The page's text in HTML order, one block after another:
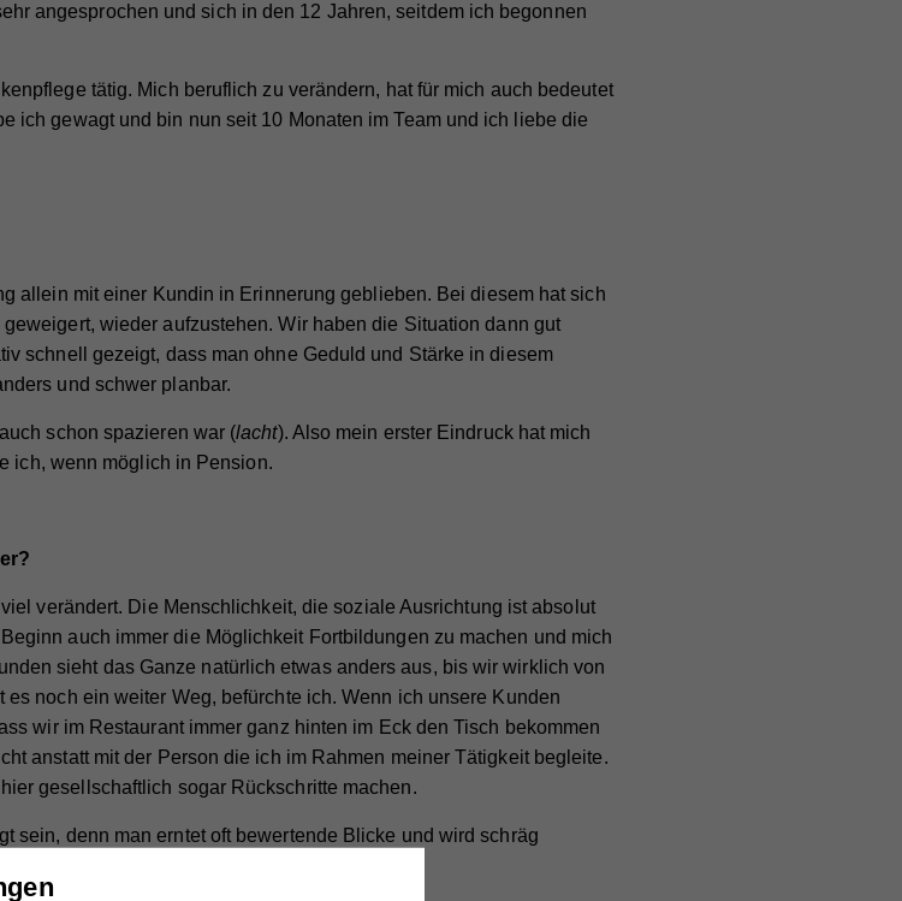
angesprochen und sich in den 12 Jahren, seitdem ich begonnen
tätig. Mich beruflich zu verändern, hat für mich auch bedeutet
ich gewagt und bin nun seit 10 Monaten im Team und ich liebe die
allein mit einer Kundin in Erinnerung geblieben. Bei diesem hat sich
wieder aufzustehen. Wir haben die Situation dann gut
schnell gezeigt, dass man ohne Geduld und Stärke in diesem
und schwer planbar.
schon spazieren war (lacht). Also mein erster Eindruck hat mich
ich, wenn möglich in Pension.
verändert. Die Menschlichkeit, die soziale Ausrichtung ist absolut
auch immer die Möglichkeit Fortbildungen zu machen und mich
sieht das Ganze natürlich etwas anders aus, bis wir wirklich von
noch ein weiter Weg, befürchte ich. Wenn ich unsere Kunden
wir im Restaurant immer ganz hinten im Eck den Tisch bekommen
anstatt mit der Person die ich im Rahmen meiner Tätigkeit begleite.
gesellschaftlich sogar Rückschritte machen.
sein, denn man erntet oft bewertende Blicke und wird schräg